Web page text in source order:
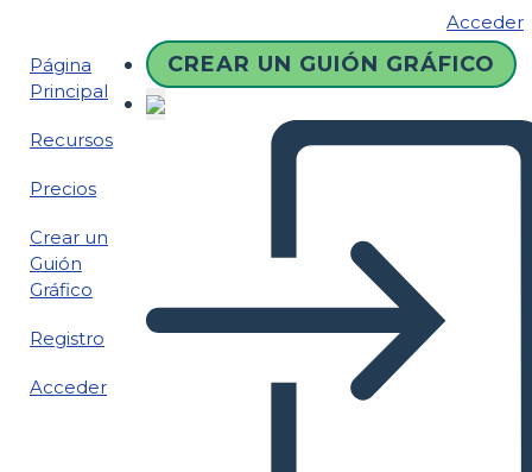
Acceder
Página
Principal
Recursos
Precios
Crear un
Guión
Gráfico
Registro
Acceder
CREAR UN GUIÓN GRÁFICO